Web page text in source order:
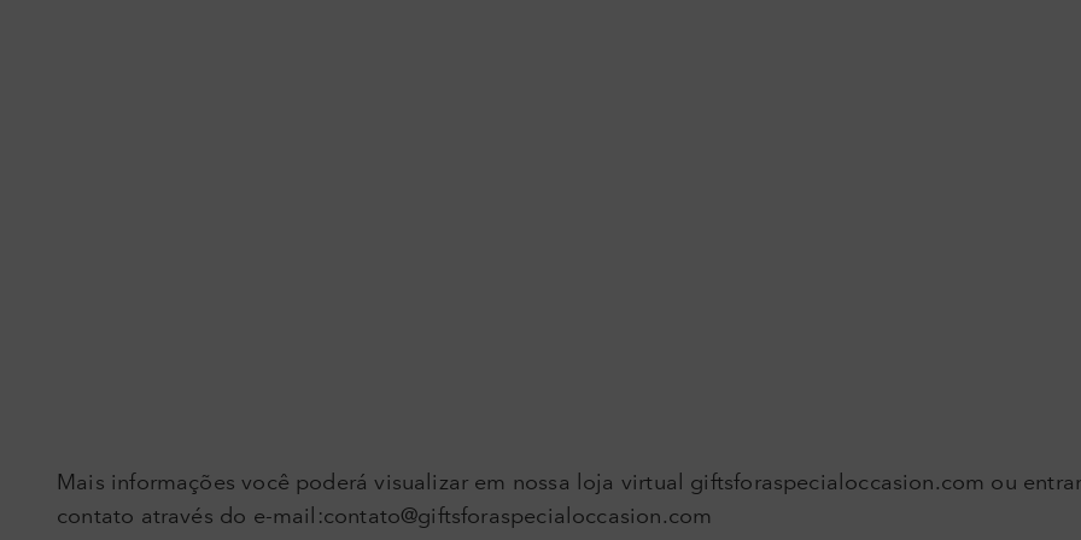
Mais informações você poderá visualizar em nossa loja virtual giftsforaspecialoccasion.com ou
contato através do e-mail:contato@giftsforaspecialoccasion.com